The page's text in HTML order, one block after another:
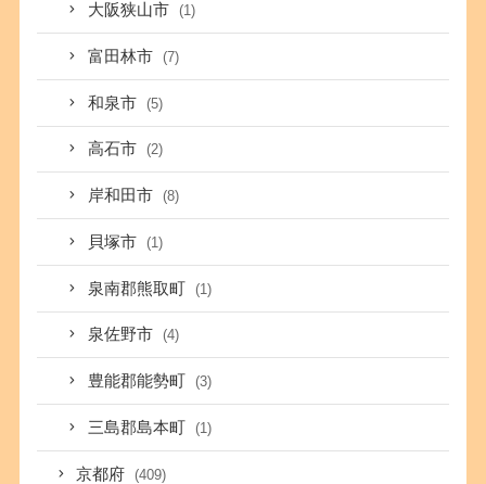
大阪狭山市 (1)
富田林市 (7)
和泉市 (5)
高石市 (2)
岸和田市 (8)
貝塚市 (1)
泉南郡熊取町 (1)
泉佐野市 (4)
豊能郡能勢町 (3)
三島郡島本町 (1)
京都府 (409)